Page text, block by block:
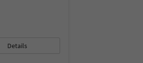
Details